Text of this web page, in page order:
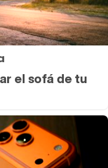
el sofá de tu